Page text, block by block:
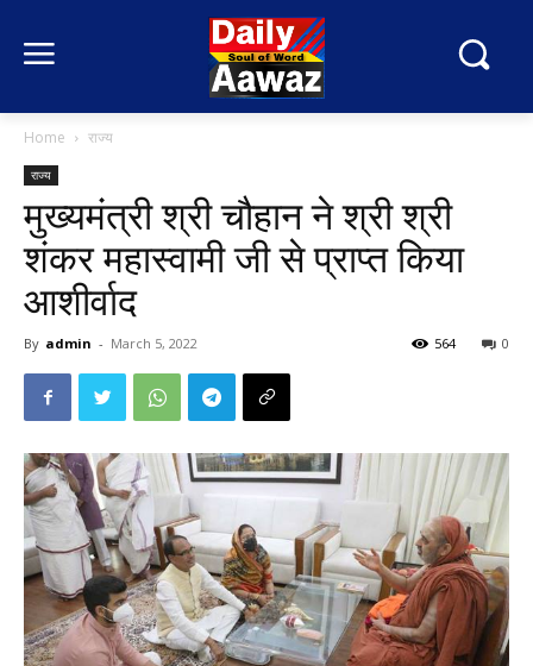
Home राज्य
राज्य
मुख्यमंत्री श्री चौहान ने श्री श्री
शंकर महास्वामी जी से प्राप्त किया
आशीर्वाद
By admin - March 5, 2022 0
564